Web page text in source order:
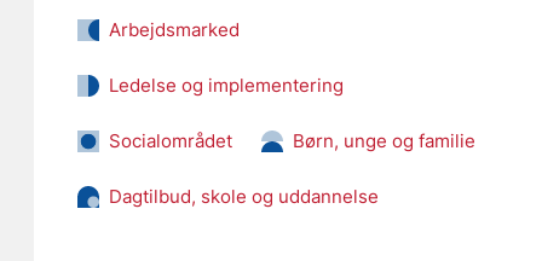
Arbejdsmarked
Ledelse og implementering
Socialområdet Børn, unge og familie
Dagtilbud, skole og uddannelse